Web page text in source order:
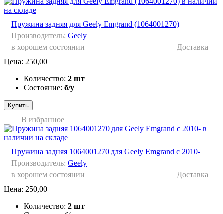
Пружина задняя для Geely Emgrand (1064001270)
Производитель: Geely
в хорошем состоянии
Доставка
Цена: 250,00
Количество: 2 шт
Состояние: б/у
Купить
В избранное
Пружина задняя 1064001270 для Geely Emgrand с 2010-
Производитель: Geely
в хорошем состоянии
Доставка
Цена: 250,00
Количество: 2 шт